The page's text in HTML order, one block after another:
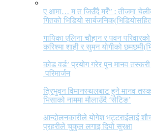
ए आमा… म त जिउँदै मरेँ” : तीजमा
गितको भिडियो
गायिका एलिना चौहान र पवन
करिश्मा शाही र सुमन योगीको
कोड वर्ड’ प्रयोग गरेर पुन मानव
परिमार्जन
त्रिभुवन विमानस्थलबाट हुने मानव
भिसाको नाममा मौलाउँदै ‘सेटिङ’
आन्दोलनकारीले योगेश भट्टराईलाई
प्रहरीले चुकुल लगाइ दियो सुरक्षा